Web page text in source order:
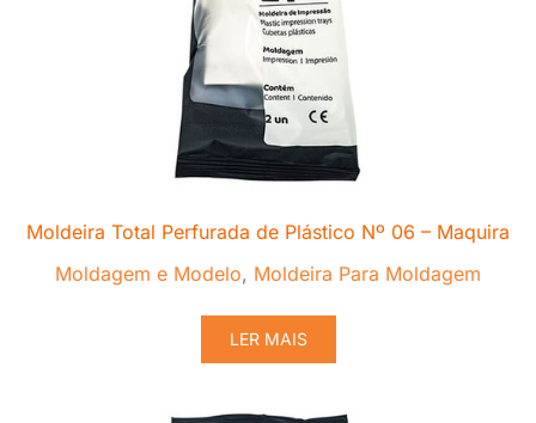
Moldeira Total Perfurada de Plástico Nº 06 – Maquira
Moldagem e Modelo, Moldeira Para Moldagem
LER MAIS